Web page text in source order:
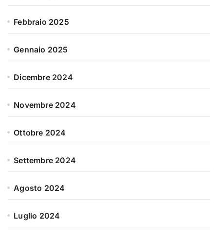
Febbraio 2025
Gennaio 2025
Dicembre 2024
Novembre 2024
Ottobre 2024
Settembre 2024
Agosto 2024
Luglio 2024